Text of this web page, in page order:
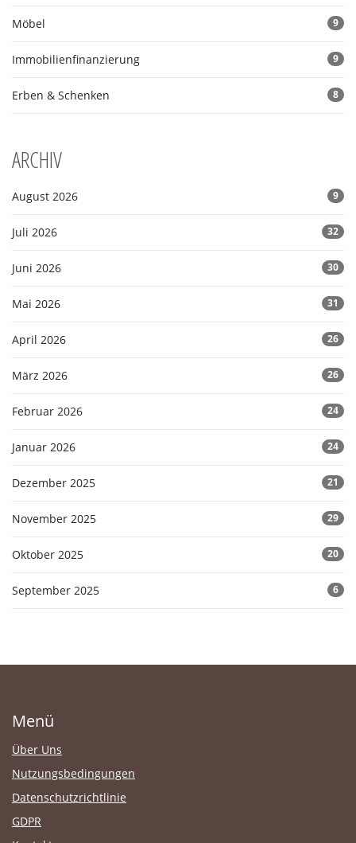
Möbel 9
Immobilienfinanzierung 9
Erben & Schenken 8
ARCHIV
August 2026 9
Juli 2026 32
Juni 2026 30
Mai 2026 31
April 2026 26
März 2026 26
Februar 2026 24
Januar 2026 24
Dezember 2025 21
November 2025 29
Oktober 2025 20
September 2025 6
Menü
Über Uns
Nutzungsbedingungen
Datenschutzrichtlinie
GDPR